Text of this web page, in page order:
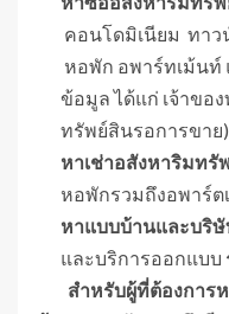
คอนโดมิเนียม ทา
หอพัก อพาร์ทเม้นท์
ข้อมูล ได้แก่ เจ้าขอ
ทรัพย์สินรอการขาย
หาเช่าอสังหาริมทรั
หอพักรวมถึงอพาร์ต
หาแบบบ้านและบริ
และบริการออกแบบ
สำหรับผู้ที่ต้องการหา